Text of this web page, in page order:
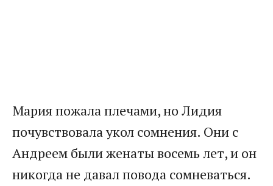
Мария пожала плечами, но Лидия
почувствовала укол сомнения. Они с
Андреем были женаты восемь лет, и он
никогда не давал повода сомневаться.